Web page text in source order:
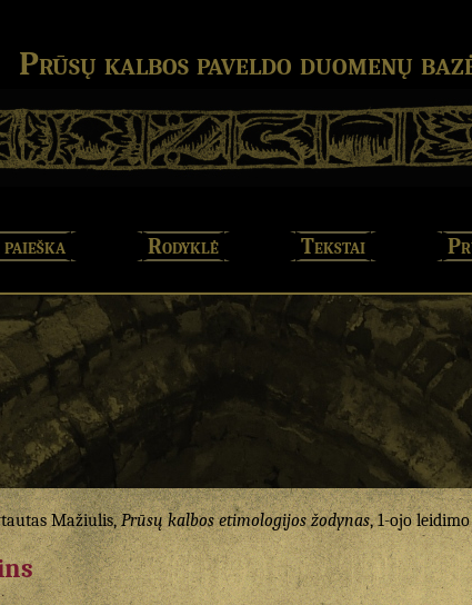
Prūsų kalbos paveldo duomenų
Rodyklė Tekstai
Mažiulis,Prūsų kalbos etimologijos žodynas, 1-ojo